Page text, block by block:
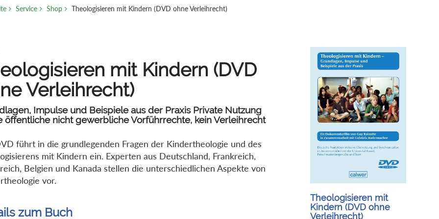
Service Shop Theologisieren mit Kindern (DVD ohne Verleihrecht)
mit Kindern (DVD
Verleihrecht)
Impulse und Beispiele aus der Praxis Private Nutzung
öffentliche nicht gewerbliche Vorführrechte, kein Verleihrecht
führt in die grundlegenden Fragen der Kindertheologie und des
mit Kindern ein. Experten aus Deutschland, Frankreich,
Belgien und Kanada stellen die unterschiedlichen Aspekte von
vor.
zum Buch
Theologisieren mit
Kindern (DVD ohne
Verleihrecht)